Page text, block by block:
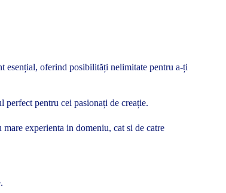
esențial, oferind posibilități nelimitate pentru a-ți
perfect pentru cei pasionați de creație.
experienta in domeniu, cat si de catre